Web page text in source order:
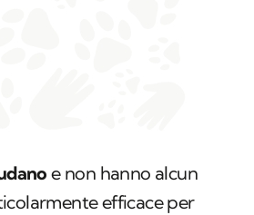
e non hanno alcun
efficace per